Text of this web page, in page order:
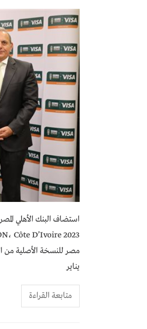
يناير
متابعة القراءة